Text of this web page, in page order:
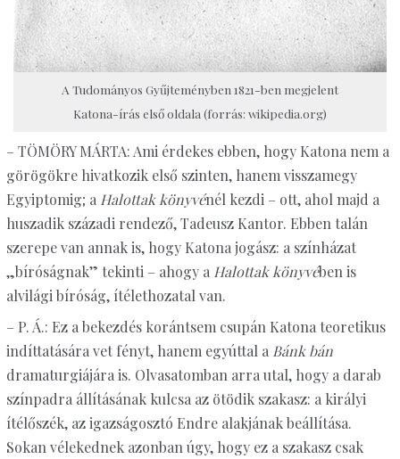
A Tudományos Gyűjteményben 1821-ben megjelent
Katona-írás első oldala (forrás: wikipedia.org)
– TÖMÖRY MÁRTA: Ami érdekes ebben, hogy Katona nem a
görögökre hivatkozik első szinten, hanem visszamegy
Egyiptomig; a Halottak könyvénél kezdi – ott, ahol majd a
huszadik századi rendező, Tadeusz Kantor. Ebben talán
szerepe van annak is, hogy Katona jogász: a színházat
„bíróságnak” tekinti – ahogy a Halottak könyvében is
alvilági bíróság, ítélethozatal van.
– P. Á.: Ez a bekezdés korántsem csupán Katona teoretikus
indíttatására vet fényt, hanem egyúttal a Bánk bán
dramaturgiájára is. Olvasatomban arra utal, hogy a darab
színpadra állításának kulcsa az ötödik szakasz: a királyi
ítélőszék, az igazságosztó Endre alakjának beállítása.
Sokan vélekednek azonban úgy, hogy ez a szakasz csak